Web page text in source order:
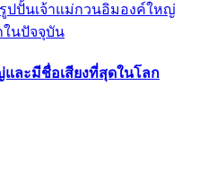
ปปั้นเจ้าแม่กวนอิมองค์ใหญ่
ในปัจจุบัน
ละมีชื่อเสียงที่สุดในโลก